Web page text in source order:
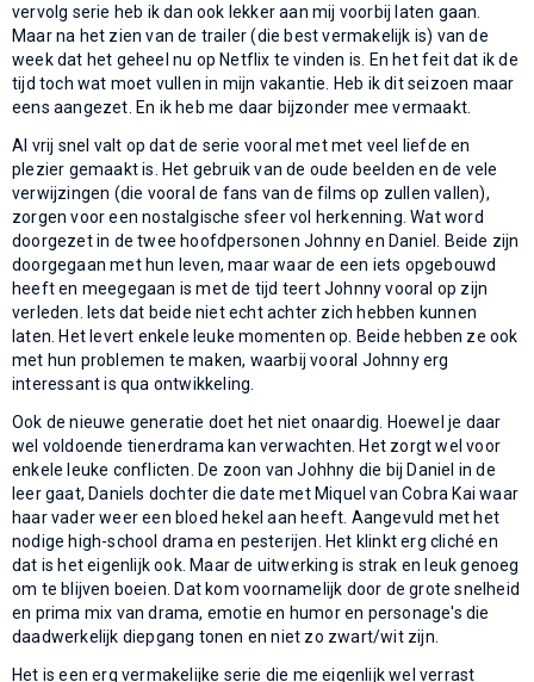
vervolg serie heb ik dan ook lekker aan mij voorbij laten gaan.
Maar na het zien van de trailer (die best vermakelijk is) van de
week dat het geheel nu op Netflix te vinden is. En het feit dat ik de
tijd toch wat moet vullen in mijn vakantie. Heb ik dit seizoen maar
eens aangezet. En ik heb me daar bijzonder mee vermaakt.
Al vrij snel valt op dat de serie vooral met met veel liefde en
plezier gemaakt is. Het gebruik van de oude beelden en de vele
verwijzingen (die vooral de fans van de films op zullen vallen),
zorgen voor een nostalgische sfeer vol herkenning. Wat word
doorgezet in de twee hoofdpersonen Johnny en Daniel. Beide zijn
doorgegaan met hun leven, maar waar de een iets opgebouwd
heeft en meegegaan is met de tijd teert Johnny vooral op zijn
verleden. Iets dat beide niet echt achter zich hebben kunnen
laten. Het levert enkele leuke momenten op. Beide hebben ze ook
met hun problemen te maken, waarbij vooral Johnny erg
interessant is qua ontwikkeling.
Ook de nieuwe generatie doet het niet onaardig. Hoewel je daar
wel voldoende tienerdrama kan verwachten. Het zorgt wel voor
enkele leuke conflicten. De zoon van Johhny die bij Daniel in de
leer gaat, Daniels dochter die date met Miquel van Cobra Kai waar
haar vader weer een bloed hekel aan heeft. Aangevuld met het
nodige high-school drama en pesterijen. Het klinkt erg cliché en
dat is het eigenlijk ook. Maar de uitwerking is strak en leuk genoeg
om te blijven boeien. Dat kom voornamelijk door de grote snelheid
en prima mix van drama, emotie en humor en personage's die
daadwerkelijk diepgang tonen en niet zo zwart/wit zijn.
Het is een erg vermakelijke serie die me eigenlijk wel verrast